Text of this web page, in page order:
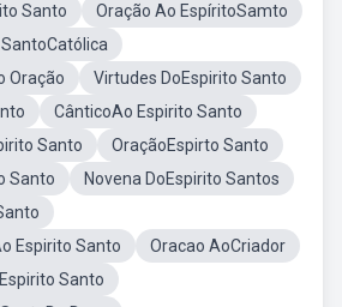
Santo
Oração Ao EspíritoSamto
Oração
Virtudes DoEspirito Santo
CânticoAo Espirito Santo
Santo
OraçãoEspirto Santo
Santo
Novena DoEspirito Santos
Espirito Santo
Oracao AoCriador
Santo